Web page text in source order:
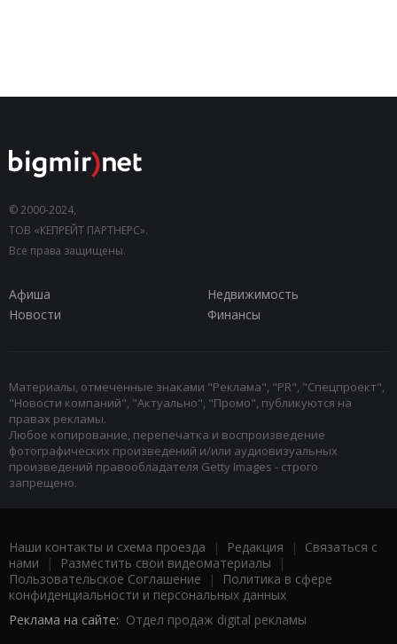
© 2000-2024,
ТОВ «КЕПРЕЙТ ПАРТНЕРС».
Все права защищены.
Афиша
Недвижимость
Новости
Финансы
Материалы, отмеченные знаками "Реклама", "PR", "Спецпроект",
"Новости компаний", "Актуально", "Промо", публикуются на
правах рекламы.
Любое копирование, перепечатка и воспроизведение
фотографических произведений и/или аудиовизуальных
произведений правообладателя Getty Images - строго
запрещено.
Наши контакты и схема проезда | Редакция | Связаться с
нами | Разместить свои видеоматериалы |
Пользовательское Соглашение |
Политика в сфере
конфиденциальности и персональных данных
Реклама на сайте: Отдел продаж digital рекламы